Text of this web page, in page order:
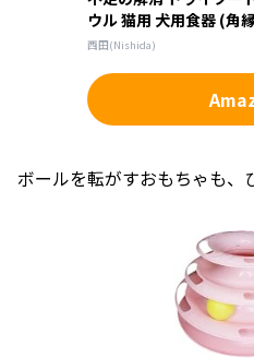
ウル 猫用 犬用食器 (角
西田(Nishida)
ボールを転がすおもちゃも、